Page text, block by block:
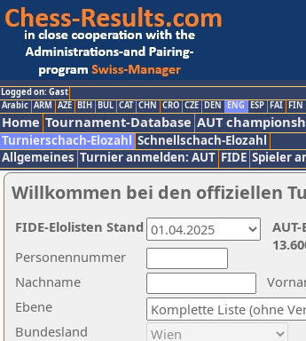
Logged on: Gast
Arabic ARM AZE BIH BUL CAT CHN CRO CZE DEN ENG ESP FAI FIN
Home Tournament-Database AUT
Turnierschach-Elozahl Schnellschach-Elozahl
Allgemeines Turnier anmelden: AUT FIDE Spieler
Willkommen bei den offiziellen
Nachname
Ebene
Personennummer
Bundesland
FIDE-Elolisten Stand